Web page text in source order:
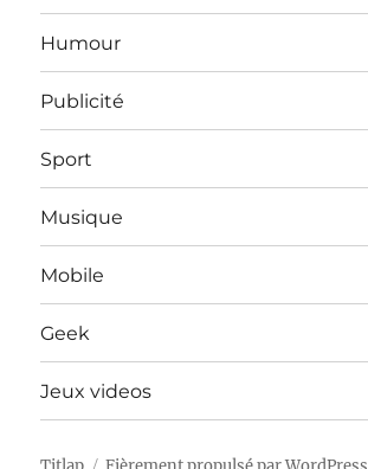
Humour
Publicité
Sport
Musique
Mobile
Geek
Jeux videos